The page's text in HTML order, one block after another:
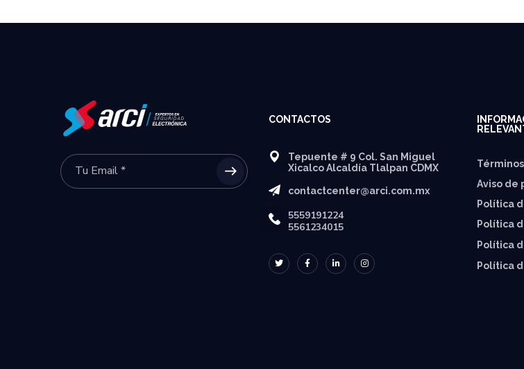
CONTACTOS
Tepuente # 9 Col. San Miguel
Xicalco Alcaldía Tlalpan CDMX
contactcenter@arci.com.mx
5559191224
5561234015
Aviso de
Política
Política
⁠Política
Política